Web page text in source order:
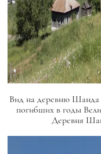
Вид на деревню Шанда
погибших в годы
Деревня